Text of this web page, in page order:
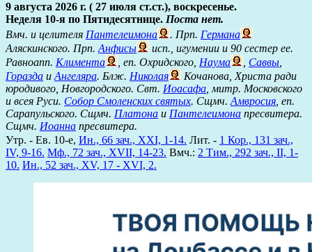
9 августа 2026 г. ( 27 июля ст.ст.), воскресенье.
Неделя 10-я по Пятидесятнице. Поста нет.
Вмч. и целителя Пантелеимона . Прп. Германа
Аляскинского. Прп.Анфисы
исп., игумении и 90 сестер ее.
Равноапп. Климента , еп. Охридского, Наума , Саввы,
Горазда иАнгеляра. Блж. Николая
Кочанова, Христа ради
юродивого, Новгородского. Свт. Иоасафа, митр. Московского
и всея Руси. Собор Смоленских святых. Сщмч.Амвросия, еп.
Сарапульского. Сщмч. Платона и Пантелеимона пресвитера.
Сщмч. Иоанна пресвитера.
Утр. - Ев. 10-е, Ин., 66 зач., XXI, 1-14. Лит. - 1 Кор., 131 зач.,
IV, 9-16. Мф., 72 зач., XVII, 14-23. Вмч.: 2 Тим., 292 зач., II, 1-
10. Ин., 52 зач., XV, 17 - XVI, 2.